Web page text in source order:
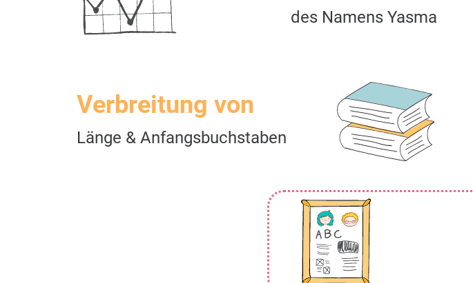
des Namens Yasma
Verbreitung von
Länge & Anfangsbuchstaben